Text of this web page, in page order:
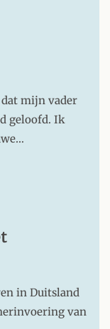
mijn vader
geloofd. Ik
in Duitsland
van